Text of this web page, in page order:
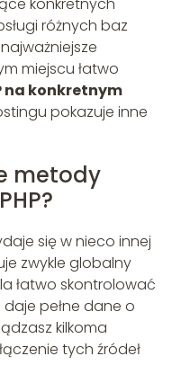
konkretnych
różnych baz
miejscu łatwo
na konkretnym
pokazuje inne
metody
się w nieco innej
zwykle globalny
łatwo skontrolować
pełne dane o
kilkoma
tych źródeł